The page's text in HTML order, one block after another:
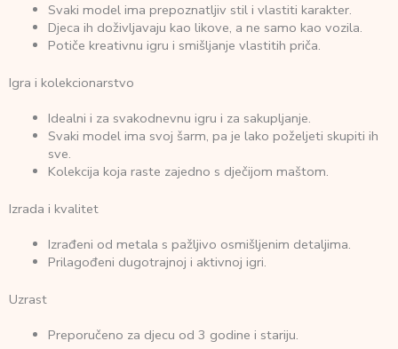
Svaki model ima prepoznatljiv stil i vlastiti karakter.
Djeca ih doživljavaju kao likove, a ne samo kao vozila.
Potiče kreativnu igru i smišljanje vlastitih priča.
Igra i kolekcionarstvo
Idealni i za svakodnevnu igru i za sakupljanje.
Svaki model ima svoj šarm, pa je lako poželjeti skupiti ih
sve.
Kolekcija koja raste zajedno s dječijom maštom.
Izrada i kvalitet
Izrađeni od metala s pažljivo osmišljenim detaljima.
Prilagođeni dugotrajnoj i aktivnoj igri.
Uzrast
Preporučeno za djecu od 3 godine i stariju.